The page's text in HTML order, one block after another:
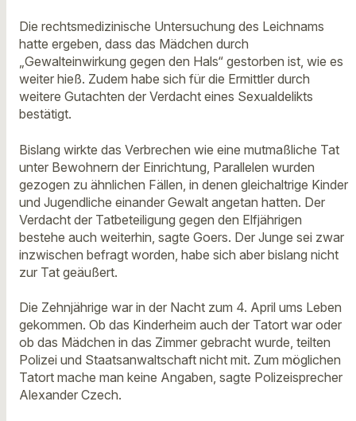
Die rechtsmedizinische Untersuchung des Leichnams
hatte ergeben, dass das Mädchen durch
„Gewalteinwirkung gegen den Hals“ gestorben ist, wie es
weiter hieß. Zudem habe sich für die Ermittler durch
weitere Gutachten der Verdacht eines Sexualdelikts
bestätigt.
Bislang wirkte das Verbrechen wie eine mutmaßliche Tat
unter Bewohnern der Einrichtung, Parallelen wurden
gezogen zu ähnlichen Fällen, in denen gleichaltrige Kinder
und Jugendliche einander Gewalt angetan hatten. Der
Verdacht der Tatbeteiligung gegen den Elfjährigen
bestehe auch weiterhin, sagte Goers. Der Junge sei zwar
inzwischen befragt worden, habe sich aber bislang nicht
zur Tat geäußert.
Die Zehnjährige war in der Nacht zum 4. April ums Leben
gekommen. Ob das Kinderheim auch der Tatort war oder
ob das Mädchen in das Zimmer gebracht wurde, teilten
Polizei und Staatsanwaltschaft nicht mit. Zum möglichen
Tatort mache man keine Angaben, sagte Polizeisprecher
Alexander Czech.